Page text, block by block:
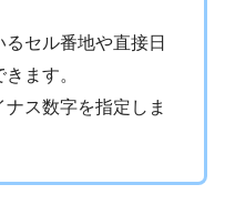
セル番地や直接日
ます。
ス数字を指定しま